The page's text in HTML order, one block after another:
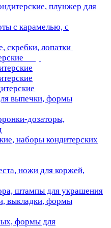
плунжер для
с карамелью, с
скребки, лопатки
выпечки, формы
дозаторы,
наборы кондитерских
ножи для коржей,
штампы для украшения
выкладки, формы
формы для